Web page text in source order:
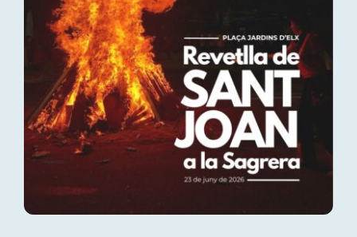
Festa major
Cursa popular